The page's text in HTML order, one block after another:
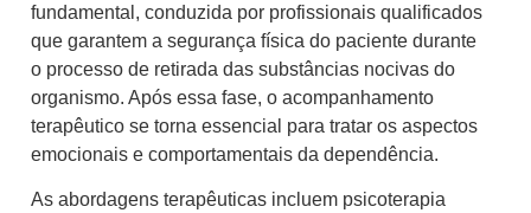
fundamental, conduzida por profissionais qualificados
que garantem a segurança física do paciente durante
o processo de retirada das substâncias nocivas do
organismo. Após essa fase, o acompanhamento
terapêutico se torna essencial para tratar os aspectos
emocionais e comportamentais da dependência.
As abordagens terapêuticas incluem psicoterapia